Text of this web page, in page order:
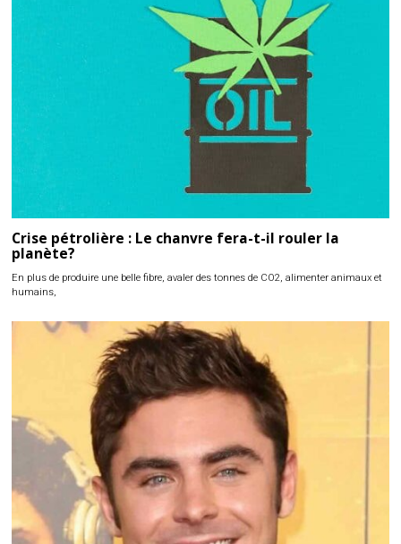
Crise pétrolière : Le chanvre fera-t-il rouler la
planète?
En plus de produire une belle fibre, avaler des tonnes de CO2, alimenter animaux et
humains,